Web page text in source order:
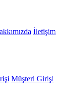
İletişim
Müşteri Girişi